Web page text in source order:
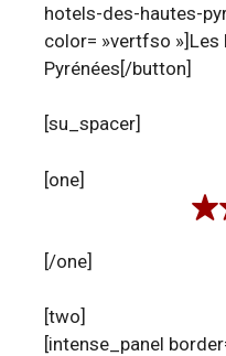
hotels-des-hautes-
color= »vertfso
Pyrénées[/button]
[su_spacer]
[one]
[/one]
[two]
[intense_panel